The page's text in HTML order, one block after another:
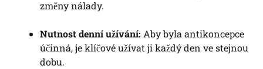
změny nálady.
Nutnost denní užívání: Aby byla antikoncepce
účinná, je klíčové užívat ji každý den ve stejnou
dobu.